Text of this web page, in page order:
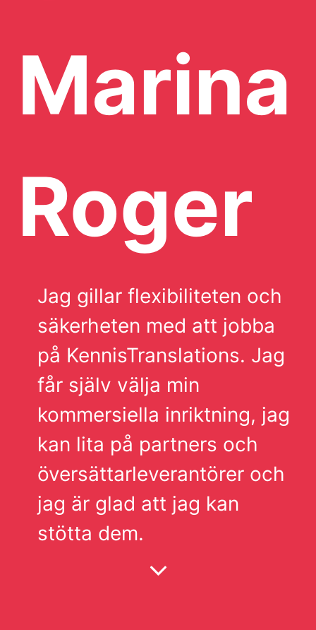
Marina
Roger
Jag gillar flexibiliteten och
säkerheten med att jobba
på KennisTranslations. Jag
får själv välja min
kommersiella inriktning, jag
kan lita på partners och
översättarleverantörer och
jag är glad att jag kan
stötta dem.